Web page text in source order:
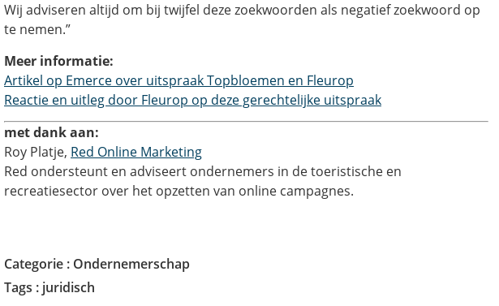
Wij adviseren altijd om bij twijfel deze zoekwoorden als negatief zoekwoord op
te nemen.”
Meer informatie:
Artikel op Emerce over uitspraak Topbloemen en Fleurop
Reactie en uitleg door Fleurop op deze gerechtelijke uitspraak
met dank aan:
Roy Platje, Red Online Marketing
Red ondersteunt en adviseert ondernemers in de toeristische en
recreatiesector over het opzetten van online campagnes.
Categorie : Ondernemerschap
Tags : juridisch